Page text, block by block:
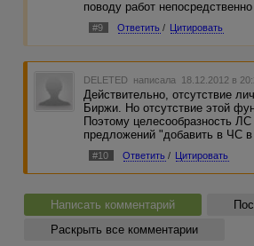
поводу работ
#9 Ответить / Цитировать
DELETED написала 18.12.2012 в
Действительно, отсутствие
Биржи. Но отсутствие этой
Поэтому целесообразность
предложений "добавить в ЧС в
#10 Ответить / Цитировать
Написать комментарий
Раскрыть все комментарии